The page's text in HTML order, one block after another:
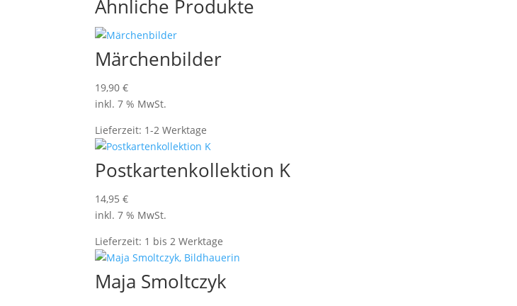
Ähnliche Produkte
Märchenbilder
19,90€
inkl. 7 % MwSt.
Lieferzeit: 1-2 Werktage
Postkartenkollektion K
14,95€
inkl. 7 % MwSt.
Lieferzeit: 1 bis 2 Werktage
Maja Smoltczyk